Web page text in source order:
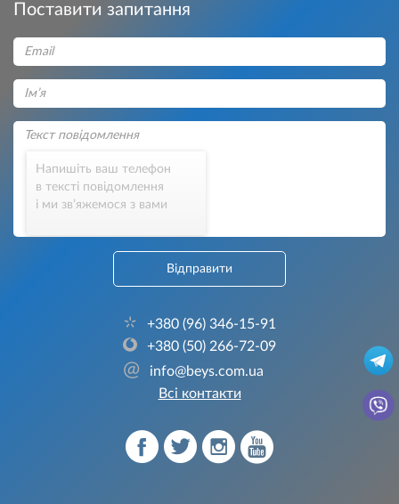
Поставити запитання
Напишіть ваш телефон
в тексті повідомлення
і ми зв’яжемося з вами
Відправити
+380 (96) 346-15-91
+380 (50) 266-72-09
@
info@beys.com.ua
Всі контакти